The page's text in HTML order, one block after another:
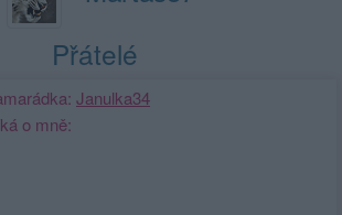
Přátelé
Janulka34
o mně: